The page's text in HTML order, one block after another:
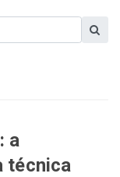
a
técnica